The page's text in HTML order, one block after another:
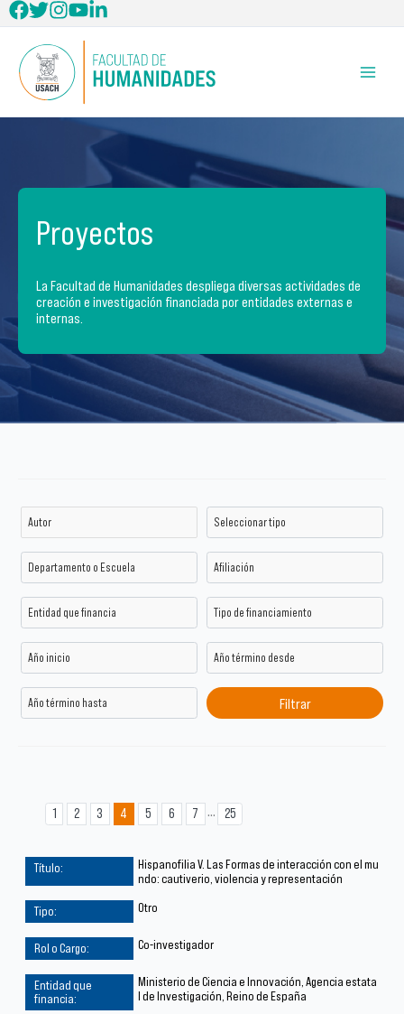
al
contenido
Proyectos
La Facultad de Humanidades despliega diversas actividades de
creación e investigación financiada por entidades externas e
internas.
1 2 3 4 5 6 7 ... 25
Hispanofilia V. Las Formas de interacción con el mu
ndo: cautiverio, violencia y representación
Otro
Co-investigador
Ministerio de Ciencia e Innovación, Agencia estata
l de Investigación, Reino de España